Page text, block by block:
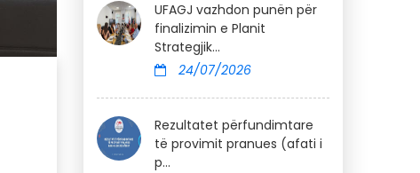
UFAGJ vazhdon punën për
finalizimin e Planit
Strategjik...
24/07/2026
Rezultatet përfundimtare
të provimit pranues (afati i
p...